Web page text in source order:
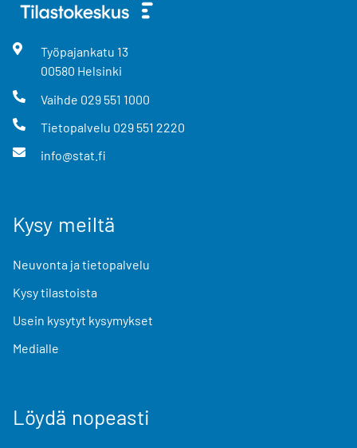
Työpajankatu 13
00580 Helsinki
Vaihde 029 551 1000
Tietopalvelu 029 551 2220
info@stat.fi
Kysy meiltä
Neuvonta ja tietopalvelu
Kysy tilastoista
Usein kysytyt kysymykset
Medialle
Löydä nopeasti